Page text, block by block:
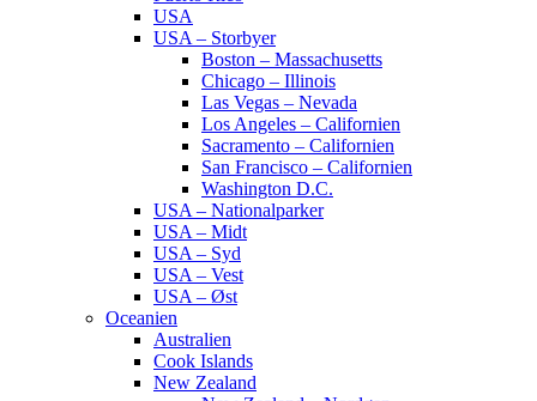
USA
USA – Storbyer
Boston – Massachusetts
Chicago – Illinois
Las Vegas – Nevada
Los Angeles – Californien
Sacramento – Californien
San Francisco – Californien
Washington D.C.
USA – Nationalparker
USA – Midt
USA – Syd
USA – Vest
USA – Øst
Oceanien
Australien
Cook Islands
New Zealand